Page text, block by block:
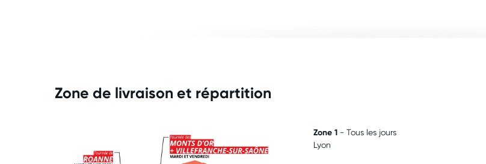
Zone de livraison et répartition
Zone 1- Tous les jours
Lyon